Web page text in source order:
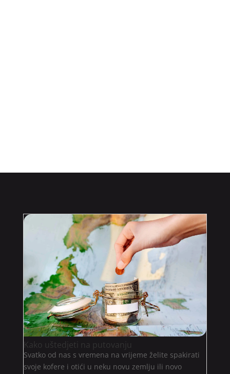
Kako uštedjeti na putovanju
Svatko od nas s vremena na vrijeme želite spakirati
svoje kofere i otići u neku novu zemlju ili novo